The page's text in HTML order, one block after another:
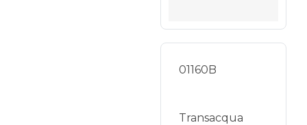
01160B
Transacqua